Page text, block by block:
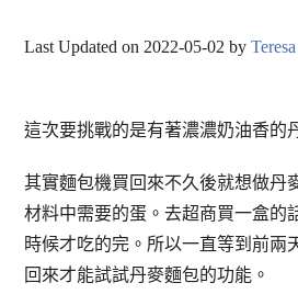
Last Updated on 2022-05-02 byTeresa
這次要挑戰的是有著濃濃奶油香的
其實麵包機買回來不久後就想做丹
材料中需要的蛋。去超商買一盒的
時候才吃的完。所以一直等到前兩
回來才能試試丹麥麵包的功能。